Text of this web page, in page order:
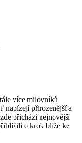
více milovníků
nabízejí přirozenější a
přichází nejnovější
o krok blíže ke